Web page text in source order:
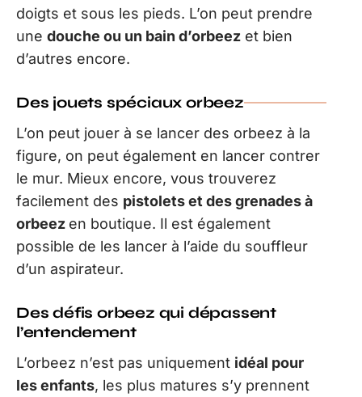
doigts et sous les pieds. L’on peut prendre
une douche ou un bain d’orbeez et bien
d’autres encore.
Des jouets spéciaux orbeez
L’on peut jouer à se lancer des orbeez à la
figure, on peut également en lancer contrer
le mur. Mieux encore, vous trouverez
facilement des pistolets et des grenades à
orbeez en boutique. Il est également
possible de les lancer à l’aide du souffleur
d’un aspirateur.
Des défis orbeez qui dépassent
l’entendement
L’orbeez n’est pas uniquement idéal pour
les enfants, les plus matures s’y prennent